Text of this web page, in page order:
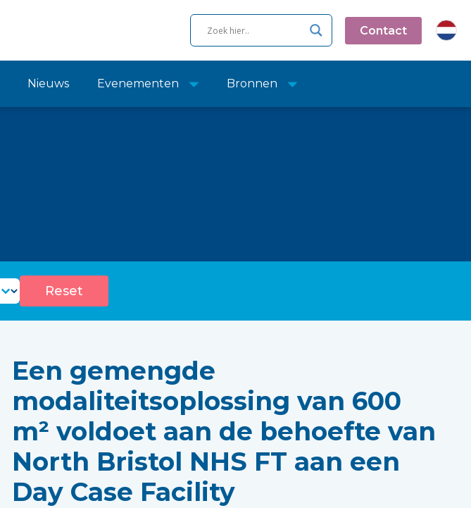
Contact
Nieuws Evenementen Bronnen
Reset
Een gemengde
modaliteitsoplossing van 600
m² voldoet aan de behoefte van
North Bristol NHS FT aan een
Day Case Facility